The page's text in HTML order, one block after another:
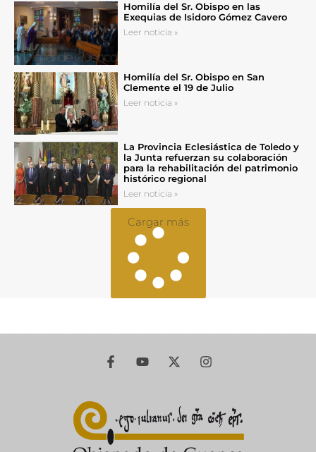
Homilía del Sr. Obispo en las
Exequias de Isidoro Gómez Cavero
Leer noticia »
Homilía del Sr. Obispo en San
Clemente el 19 de Julio
Leer noticia »
La Provincia Eclesiástica de Toledo y
la Junta refuerzan su colaboración
para la rehabilitación del patrimonio
histórico regional
Leer noticia »
Cargar más